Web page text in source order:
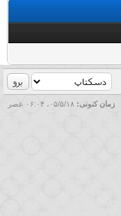
زمان کنونی: ۰۵/۵/۱۸، ۰۶:۰۴ عصر